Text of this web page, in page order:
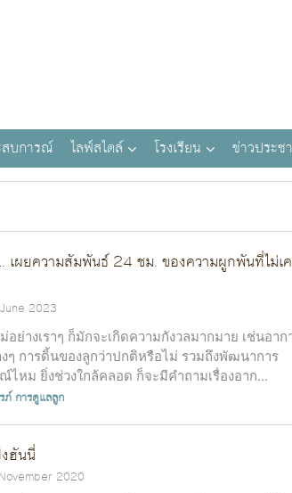
บการณ์ ไลฟ์สไตล์ โรงเรียน ข่าวประ
เผยความสัมพันธ์ 24 ชม. ของความผูกพันที่ไม่เ
2023
ย่างเราๆ ก็มักจะเกิดความกังวลมากมาย เช่นอาก
ๆ การดิ้นของลูกว่าปกติหรือไม่ รวมถึงพัฒนาการ
หม ยิ่งช่วงใกล้คลอด ก็จะมีคำถามเรื่องอาก...
ภ์ การดูแลลูก
ฮันนี่
2020